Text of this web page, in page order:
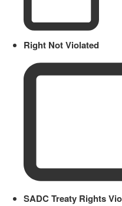
Right Not Violated
SADC Treaty Rights